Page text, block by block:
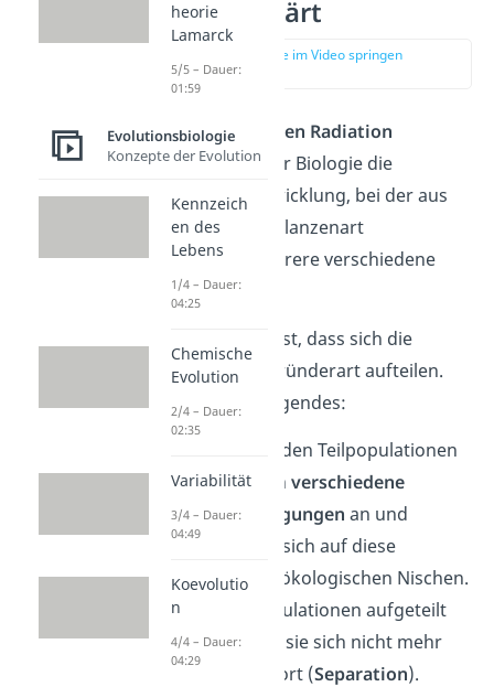
einfach erklärt
zur Stelle im Video springen
(00:13)
Unter deradaptiven Radiation
verstehst du in der Biologie die
evolutionäre Entwicklung, bei der aus
einer Tier- oder Pflanzenart
(Gründerart) mehrere verschiedene
Arten entstehen
Der Grund dafür ist, dass sich die
Lebewesen der Gründerart aufteilen.
Dann passiert Folgendes:
Die entstehenden Teilpopulationen
passen sich anverschiedene
Umweltbedingungenan und
spezialisieren sich auf diese
sogenannten ökologischen Nischen.
Da die Teilpopulationen aufgeteilt
sind, pflanzen sie sich nicht mehr
miteinander fort (Separation).
heorie
Lamarck
5/5 – Dauer:
01:59
Evolutionsbiologie
Konzepte der Evolution
Kennzeich
en des
Lebens
1/4 – Dauer:
04:25
Chemische
Evolution
2/4 – Dauer:
02:35
Variabilität
3/4 – Dauer:
04:49
Koevolutio
n
4/4 – Dauer:
04:29